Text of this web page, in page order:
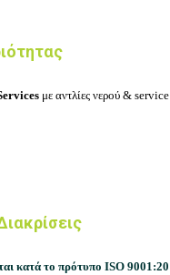
με αντλίες νερού & service
κατά το πρότυπο ISO